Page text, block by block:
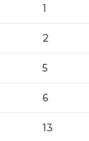
1
2
5
6
13